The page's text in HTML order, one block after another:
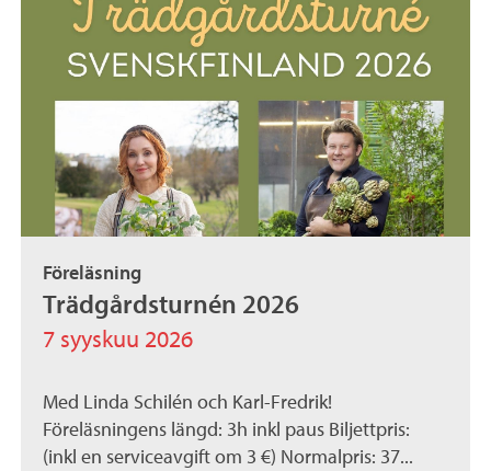
Föreläsning
Trädgårdsturnén 2026
7 syyskuu 2026
Med Linda Schilén och Karl-Fredrik!
Föreläsningens längd: 3h inkl paus Biljettpris:
(inkl en serviceavgift om 3 €) Normalpris: 37...